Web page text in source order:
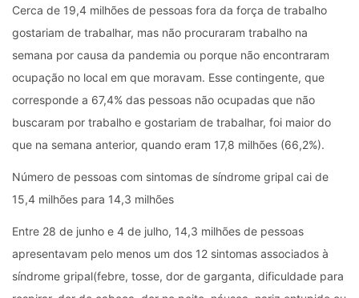
Cerca de 19,4 milhões de pessoas fora da força de trabalho
gostariam de trabalhar, mas não procuraram trabalho na
semana por causa da pandemia ou porque não encontraram
ocupação no local em que moravam. Esse contingente, que
corresponde a 67,4% das pessoas não ocupadas que não
buscaram por trabalho e gostariam de trabalhar, foi maior do
que na semana anterior, quando eram 17,8 milhões (66,2%).
Número de pessoas com sintomas de síndrome gripal cai de
15,4 milhões para 14,3 milhões
Entre 28 de junho e 4 de julho, 14,3 milhões de pessoas
apresentavam pelo menos um dos 12 sintomas associados à
síndrome gripal(febre, tosse, dor de garganta, dificuldade para